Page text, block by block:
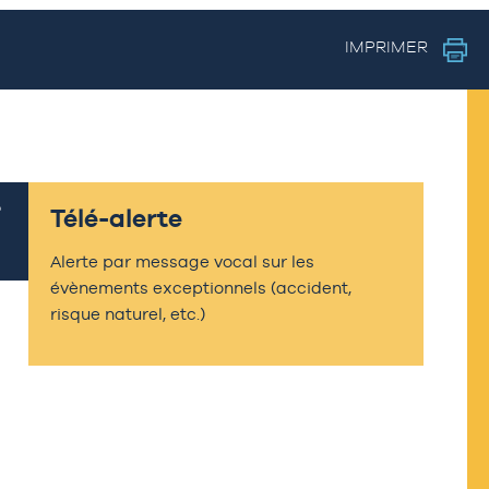
IMPRIMER
Télé-alerte
Alerte par message vocal sur les
évènements exceptionnels (accident,
risque naturel, etc.)